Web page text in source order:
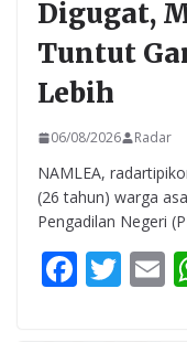
Digugat,
Tuntut
Lebih
06/08/2026 Radar
NAMLEA,
(26 tahun) warga
Pengadilan Negeri
F T E